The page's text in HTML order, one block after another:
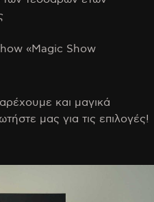
«Magic Show
και μαγικά
μας για τις επιλογές!